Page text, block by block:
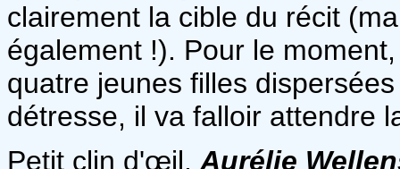
clairement la cible du récit
également !). Pour le
quatre jeunes filles
détresse, il va falloir attendre
Petit clin d'œil, Aurélie